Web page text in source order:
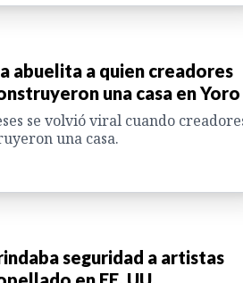
abuelita a quien creadores
una casa en Yoro
se volvió viral cuando
una casa.
seguridad a artistas